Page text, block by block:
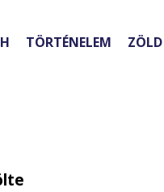
TÖRTÉNELEM ZÖLD